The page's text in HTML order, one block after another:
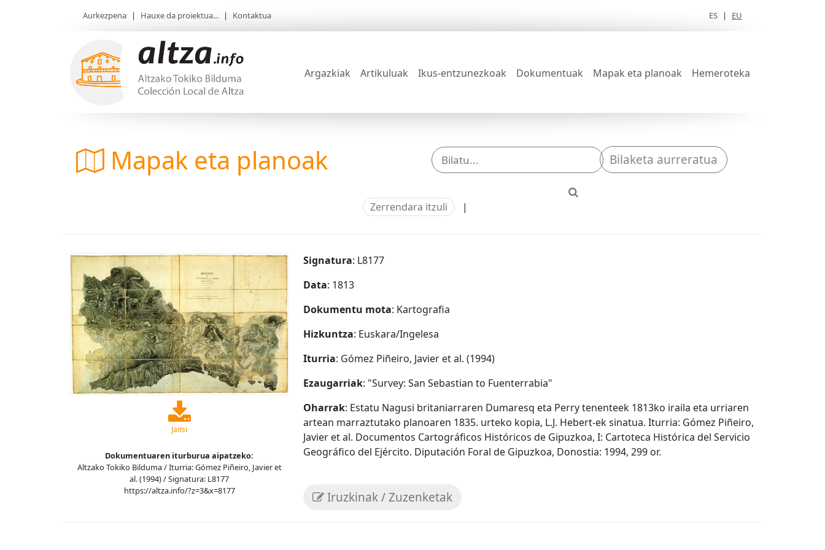
Aurkezpena | Hauxe da proiektua... | Kontaktua ES | EU
Argazkiak Artikuluak Ikus-entzunezkoak Dokumentuak Mapak eta planoak Hemeroteka
Mapak eta planoak Bilaketa aurreratua
Zerrendara itzuli |
Jaitsi
Dokumentuaren iturburua aipatzeko:
Altzako Tokiko Bilduma / Iturria: Gómez Piñeiro, Javier et
al. (1994) / Signatura: L8177
https://altza.info/?z=3&x=8177
Signatura: L8177
Data: 1813
Dokumentu mota: Kartografia
Hizkuntza: Euskara/Ingelesa
Iturria: Gómez Piñeiro, Javier et al. (1994)
Ezaugarriak: "Survey: San Sebastian to Fuenterrabia"
Oharrak: Estatu Nagusi britaniarraren Dumaresq eta Perry tenenteek 1813ko iraila eta urriaren
artean marraztutako planoaren 1835. urteko kopia, L.J. Hebert-ek sinatua. Iturria: Gómez Piñeiro,
Javier et al. Documentos Cartográficos Históricos de Gipuzkoa, I: Cartoteca Histórica del Servicio
Geográfico del Ejército. Diputación Foral de Gipuzkoa, Donostia: 1994, 299 or.
Iruzkinak / Zuzenketak